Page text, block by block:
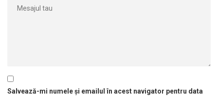
Salvează-mi numele și emailul în acest navigator pentru data